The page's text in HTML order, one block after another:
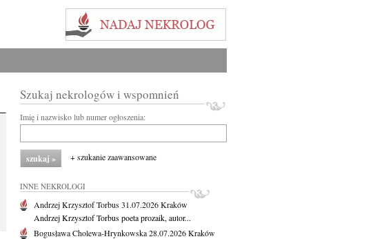
Szukaj nekrologów i wspomnień
Imię i nazwisko lub numer ogłoszenia:
+ szukanie zaawansowane
INNE NEKROLOGI
Andrzej Krzysztof Torbus31.07.2026Kraków
Andrzej Krzysztof Torbus poeta prozaik, autor...
Bogusława Cholewa-Hrynkowska28.07.2026Kraków